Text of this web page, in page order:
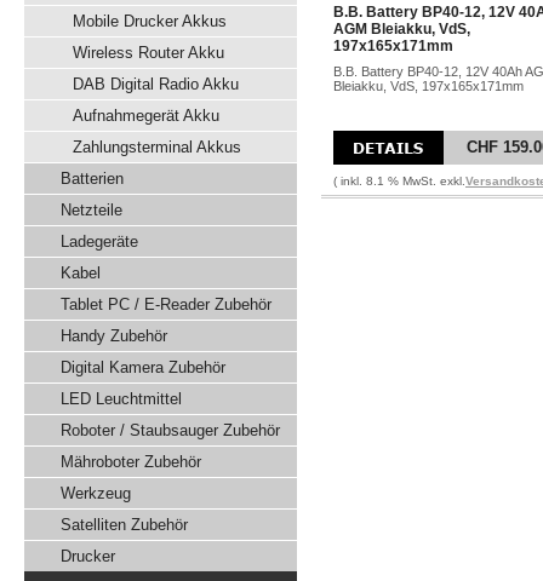
Mobile Drucker Akkus
Wireless Router Akku
DAB Digital Radio Akku
Aufnahmegerät Akku
Zahlungsterminal Akkus
Batterien
Netzteile
Ladegeräte
Kabel
Tablet PC / E-Reader Zubehör
Handy Zubehör
Digital Kamera Zubehör
LED Leuchtmittel
Roboter / Staubsauger Zubehör
Mähroboter Zubehör
Werkzeug
Satelliten Zubehör
Drucker
B.B. Battery BP40-12, 12V
AGM Bleiakku, VdS,
197x165x171mm
B.B. Battery BP40-12, 12V 40Ah
Bleiakku, VdS, 197x165x171mm
CHF
( inkl. 8.1 % MwSt. exkl.